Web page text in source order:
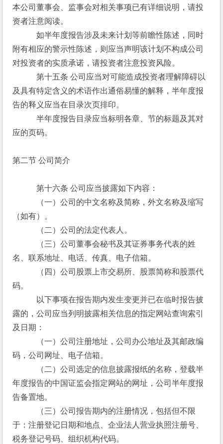
本公司董事会、监事会对相关事项已有详细说明，请投
资者注意阅读。
如半年度报告涉及未来计划等前瞻性陈述，同时
附有相应的警示性陈述，则应当声明该计划不构成公司
对投资者的实质承诺，请投资者注意投资风险。
第十五条 公司应当对可能造成投资者理解障碍以
及具有特定含义的术语作出通俗易懂的解释，半年度报
告的释义应当在目录次页排印。
半年度报告目录应当标明各章、节的标题及其对
应的页码。
第二节 公司简介
第十六条 公司应当披露如下内容：
（一）公司的中文名称及简称，外文名称及缩写
（如有）。
（二）公司的法定代表人。
（三）公司董事会秘书及其证券事务代表的姓
名、联系地址、电话、传真、电子信箱。
（四）公司股票上市交易所、股票简称和股票代
码。
以下事项在报告期内发生变更并已在临时报告披
露的，公司应当列明披露相关信息的指定网站查询索引
及日期：
（一）公司注册地址，公司办公地址及其邮政编
码，公司网址、电子信箱。
（二）公司选定的信息披露报纸的名称，登载半
年度报告的中国证监会指定网站的网址，公司半年度报
告备置地。
（三）公司报告期内的注册情况，包括但不限
于：注册登记日期和地点、企业法人营业执照注册号、
税务登记号码、组织机构代码。